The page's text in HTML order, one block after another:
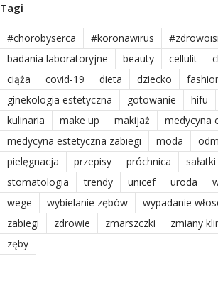
Tagi
#chorobyserca #koronawirus
badania laboratoryjne
beauty cellulit
ciąża
covid-19 dieta dziecko
ginekologia estetyczna
gotowanie hifu
kulinaria
make up makijaż
medycyna
medycyna estetyczna zabiegi
moda
pielęgnacja
przepisy próchnica sałatki
stomatologia
trendy unicef uroda
wege
wybielanie zębów wypadanie
zabiegi
zdrowie zmarszczki zmiany
zęby